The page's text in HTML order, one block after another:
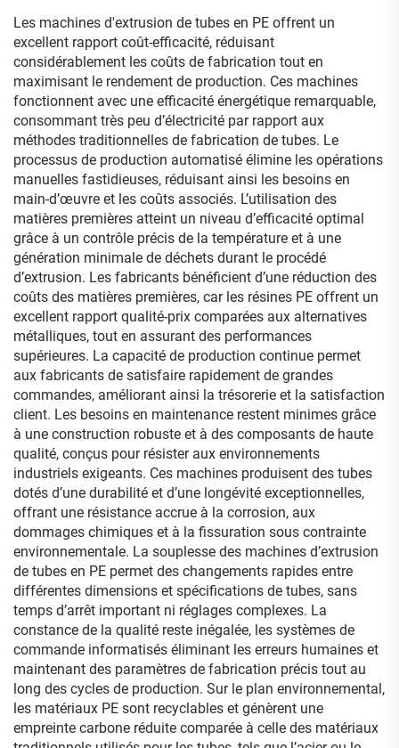
Les machines d'extrusion de tubes en PE offrent un
excellent rapport coût-efficacité, réduisant
considérablement les coûts de fabrication tout en
maximisant le rendement de production. Ces machines
fonctionnent avec une efficacité énergétique remarquable,
consommant très peu d’électricité par rapport aux
méthodes traditionnelles de fabrication de tubes. Le
processus de production automatisé élimine les opérations
manuelles fastidieuses, réduisant ainsi les besoins en
main-d’œuvre et les coûts associés. L’utilisation des
matières premières atteint un niveau d’efficacité optimal
grâce à un contrôle précis de la température et à une
génération minimale de déchets durant le procédé
d’extrusion. Les fabricants bénéficient d’une réduction des
coûts des matières premières, car les résines PE offrent un
excellent rapport qualité-prix comparées aux alternatives
métalliques, tout en assurant des performances
supérieures. La capacité de production continue permet
aux fabricants de satisfaire rapidement de grandes
commandes, améliorant ainsi la trésorerie et la satisfaction
client. Les besoins en maintenance restent minimes grâce
à une construction robuste et à des composants de haute
qualité, conçus pour résister aux environnements
industriels exigeants. Ces machines produisent des tubes
dotés d’une durabilité et d’une longévité exceptionnelles,
offrant une résistance accrue à la corrosion, aux
dommages chimiques et à la fissuration sous contrainte
environnementale. La souplesse des machines d’extrusion
de tubes en PE permet des changements rapides entre
différentes dimensions et spécifications de tubes, sans
temps d’arrêt important ni réglages complexes. La
constance de la qualité reste inégalée, les systèmes de
commande informatisés éliminant les erreurs humaines et
maintenant des paramètres de fabrication précis tout au
long des cycles de production. Sur le plan environnemental,
les matériaux PE sont recyclables et génèrent une
empreinte carbone réduite comparée à celle des matériaux